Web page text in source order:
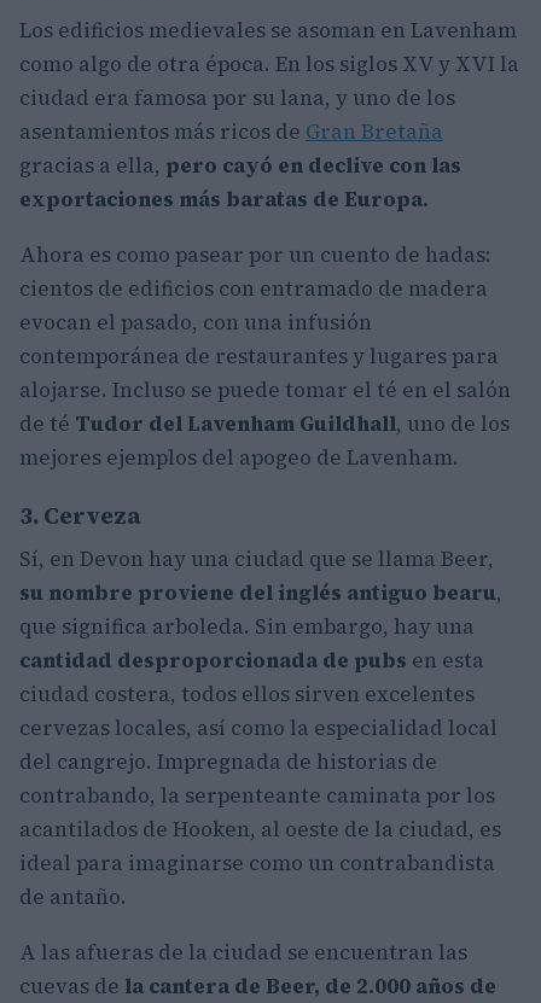
Los edificios medievales se asoman en Lavenham
como algo de otra época. En los siglos XV y XVI la
ciudad era famosa por su lana, y uno de los
asentamientos más ricos de Gran Bretaña
gracias a ella, pero cayó en declive con las
exportaciones más baratas de Europa.
Ahora es como pasear por un cuento de hadas:
cientos de edificios con entramado de madera
evocan el pasado, con una infusión
contemporánea de restaurantes y lugares para
alojarse. Incluso se puede tomar el té en el salón
de té Tudor del Lavenham Guildhall, uno de los
mejores ejemplos del apogeo de Lavenham.
3. Cerveza
Sí, en Devon hay una ciudad que se llama Beer,
su nombre proviene del inglés antiguo bearu,
que significa arboleda. Sin embargo, hay una
cantidad desproporcionada de pubs en esta
ciudad costera, todos ellos sirven excelentes
cervezas locales, así como la especialidad local
del cangrejo. Impregnada de historias de
contrabando, la serpenteante caminata por los
acantilados de Hooken, al oeste de la ciudad, es
ideal para imaginarse como un contrabandista
de antaño.
A las afueras de la ciudad se encuentran las
cuevas de la cantera de Beer, de 2.000 años de